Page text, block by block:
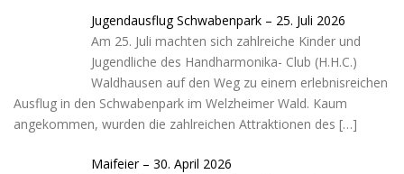
Jugendausflug Schwabenpark – 25. Juli 2026
Am 25. Juli machten sich zahlreiche Kinder und
Jugendliche des Handharmonika- Club (H.H.C.)
Waldhausen auf den Weg zu einem erlebnisreichen
Ausflug in den Schwabenpark im Welzheimer Wald. Kaum
angekommen, wurden die zahlreichen Attraktionen des […]
Maifeier – 30. April 2026